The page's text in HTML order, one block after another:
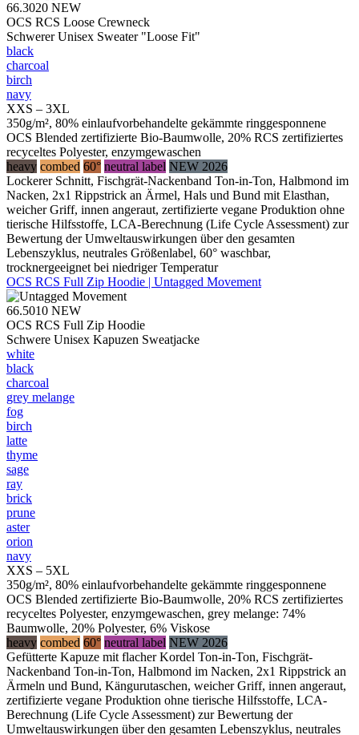
66.3020 NEW
OCS RCS Loose Crewneck
Schwerer Unisex Sweater "Loose Fit"
black
charcoal
birch
navy
XXS – 3XL
350g/m², 80% einlaufvorbehandelte gekämmte ringgesponnene
OCS Blended zertifizierte Bio-Baumwolle, 20% RCS zertifiziertes
recyceltes Polyester, enzymgewaschen
heavy combed 60° neutral label NEW 2026
Lockerer Schnitt, Fischgrät-Nackenband Ton-in-Ton, Halbmond im
Nacken, 2x1 Rippstrick an Ärmel, Hals und Bund mit Elasthan,
weicher Griff, innen angeraut, zertifizierte vegane Produktion ohne
tierische Hilfsstoffe, LCA-Berechnung (Life Cycle Assessment) zur
Bewertung der Umweltauswirkungen über den gesamten
Lebenszyklus, neutrales Größenlabel, 60° waschbar,
trocknergeeignet bei niedriger Temperatur
OCS RCS Full Zip Hoodie | Untagged Movement
66.5010 NEW
OCS RCS Full Zip Hoodie
Schwere Unisex Kapuzen Sweatjacke
white
black
charcoal
grey melange
fog
birch
latte
thyme
sage
ray
brick
prune
aster
orion
navy
XXS – 5XL
350g/m², 80% einlaufvorbehandelte gekämmte ringgesponnene
OCS Blended zertifizierte Bio-Baumwolle, 20% RCS zertifiziertes
recyceltes Polyester, enzymgewaschen, grey melange: 74%
Baumwolle, 20% Polyester, 6% Viskose
heavy combed 60° neutral label NEW 2026
Gefütterte Kapuze mit flacher Kordel Ton-in-Ton, Fischgrät-
Nackenband Ton-in-Ton, Halbmond im Nacken, 2x1 Rippstrick an
Ärmeln und Bund, Kängurutaschen, weicher Griff, innen angeraut,
zertifizierte vegane Produktion ohne tierische Hilfsstoffe, LCA-
Berechnung (Life Cycle Assessment) zur Bewertung der
Umweltauswirkungen über den gesamten Lebenszyklus, neutrales